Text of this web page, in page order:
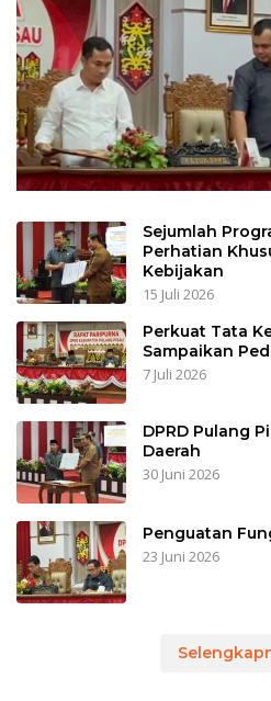
Sejumlah
Perhatian
Kebijakan
15 Juli 2026
Perkuat Tata
Sampaikan
7 Juli 2026
DPRD Pulang
Daerah
30 Juni 2026
Penguatan
23 Juni 2026